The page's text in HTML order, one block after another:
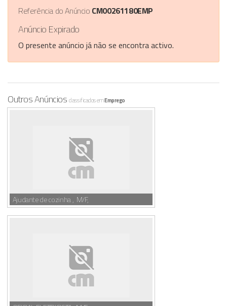
Referência do Anúncio CM00261180EMP
Anúncio Expirado
O presente anúncio já não se encontra activo.
Outros Anúncios classificados emEmprego
Ajudante de cozinha , M/F,